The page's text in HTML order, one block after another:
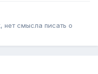
смысла писать о